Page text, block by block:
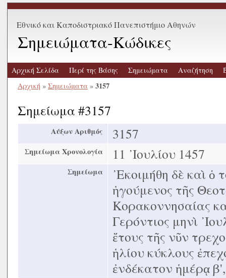
Εθνικό και Καποδιστριακό Πανεπιστήμιο Αθηνών
Σημειώματα-Κώδικες
Αρχική Σελίδα Περί της Βάσης Σημειώματα Αναζήτηση
Αρχική » Σημειώματα » 3157
Σημείωμα #3157
Αύξων Αριθμός 3157
Σημείωμα Χρονολογία 11 ᾿Ιουλίου 1457
Σημείωμα
᾿Εκοιμήθη δὲ καὶ ὁ
ἡγούμενος τῆς
Κορακοννησαίας
Γερόντιος μηνὶ
ἔτους τῆς νῦν
ἡλίου κύκλους
ἐνδέκατον ἡμέρᾳ